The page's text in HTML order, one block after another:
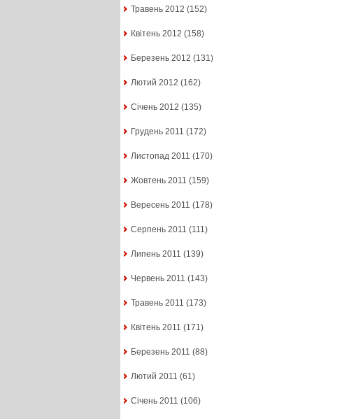
Травень 2012 (152)
Квітень 2012 (158)
Березень 2012 (131)
Лютий 2012 (162)
Січень 2012 (135)
Грудень 2011 (172)
Листопад 2011 (170)
Жовтень 2011 (159)
Вересень 2011 (178)
Серпень 2011 (111)
Липень 2011 (139)
Червень 2011 (143)
Травень 2011 (173)
Квітень 2011 (171)
Березень 2011 (88)
Лютий 2011 (61)
Січень 2011 (106)